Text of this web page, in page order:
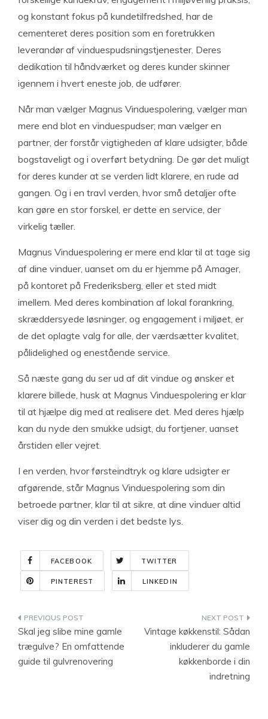
og konstant fokus på kundetilfredshed, har de
cementeret deres position som en foretrukken
leverandør af vinduespudsningstjenester. Deres
dedikation til håndværket og deres kunder skinner
igennem i hvert eneste job, de udfører.
Når man vælger Magnus Vinduespolering, vælger man
mere end blot en vinduespudser; man vælger en
partner, der forstår vigtigheden af klare udsigter, både
bogstaveligt og i overført betydning. De gør det muligt
for deres kunder at se verden lidt klarere, en rude ad
gangen. Og i en travl verden, hvor små detaljer ofte
kan gøre en stor forskel, er dette en service, der
virkelig tæller.
Magnus Vinduespolering er mere end klar til at tage sig
af dine vinduer, uanset om du er hjemme på Amager,
på kontoret på Frederiksberg, eller et sted midt
imellem. Med deres kombination af lokal forankring,
skræddersyede løsninger, og engagement i miljøet, er
de det oplagte valg for alle, der værdsætter kvalitet,
pålidelighed og enestående service.
Så næste gang du ser ud af dit vindue og ønsker et
klarere billede, husk at Magnus Vinduespolering er klar
til at hjælpe dig med at realisere det. Med deres hjælp
kan du nyde den smukke udsigt, du fortjener, uanset
årstiden eller vejret.
I en verden, hvor førsteindtryk og klare udsigter er
afgørende, står Magnus Vinduespolering som din
betroede partner, klar til at sikre, at dine vinduer altid
viser dig og din verden i det bedste lys.
FACEBOOK TWITTER
PINTEREST LINKEDIN
Indlægsnavigation
Skal jeg slibe mine gamle
trægulve? En omfattende
guide til gulvrenovering
Vintage køkkenstil: Sådan
inkluderer du gamle
køkkenborde i din
indretning